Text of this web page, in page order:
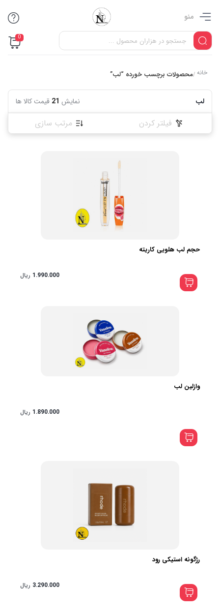
منو
0
خانه /محصولات برچسب خورده “لب”
لب نمایش 21 قیمت کالا ها
فیلتر کردن مرتب سازی
حجم لب هلویی کاریته
1.990.000 ریال
وازلین لب
1.890.000 ریال
رژگونه استیکی رود
3.290.000 ریال